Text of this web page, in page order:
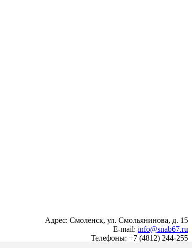
Адрес: Смоленск, ул. Смольянинова, д. 15
E-mail: info@snab67.ru
Телефоны: +7 (4812) 244-255